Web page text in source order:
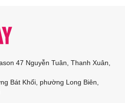
47 Nguyễn Tuân, Thanh Xuân,
Bát Khối, phường Long Biên,